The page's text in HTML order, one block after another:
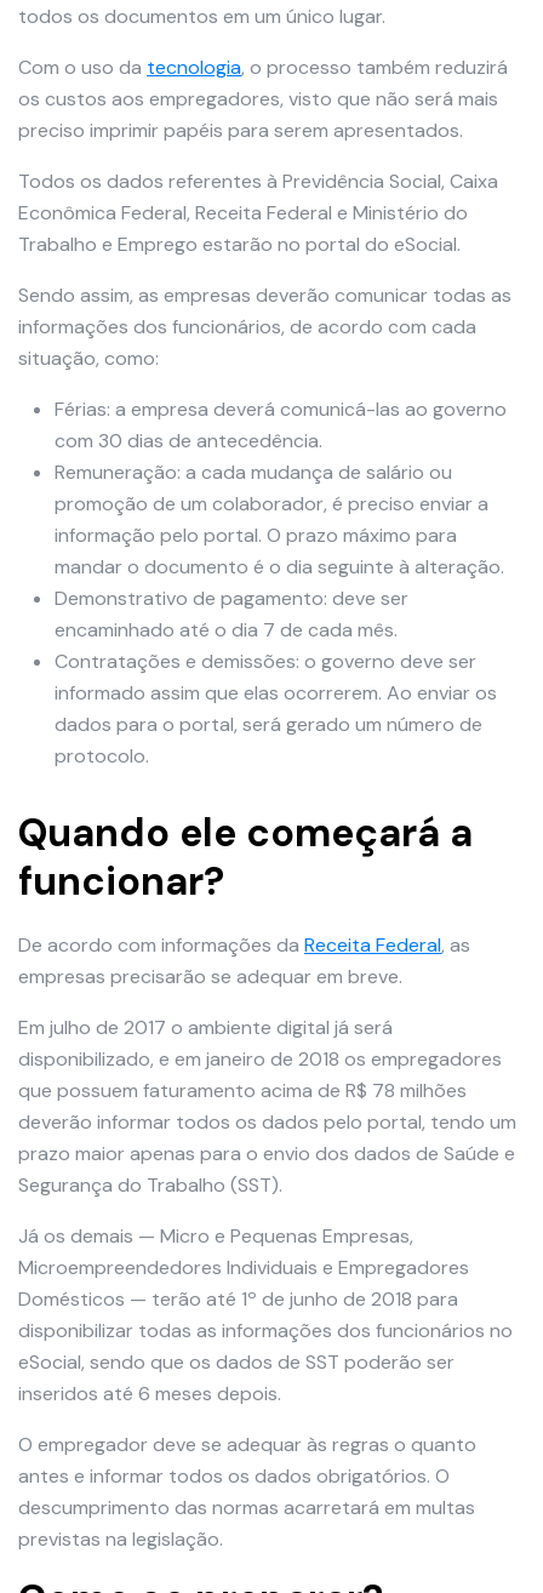
todos os documentos em um único lugar.
Com o uso da tecnologia, o processo também reduzirá
os custos aos empregadores, visto que não será mais
preciso imprimir papéis para serem apresentados.
Todos os dados referentes à Previdência Social, Caixa
Econômica Federal, Receita Federal e Ministério do
Trabalho e Emprego estarão no portal do eSocial.
Sendo assim, as empresas deverão comunicar todas as
informações dos funcionários, de acordo com cada
situação, como:
Férias: a empresa deverá comunicá-las ao governo
com 30 dias de antecedência.
Remuneração: a cada mudança de salário ou
promoção de um colaborador, é preciso enviar a
informação pelo portal. O prazo máximo para
mandar o documento é o dia seguinte à alteração.
Demonstrativo de pagamento: deve ser
encaminhado até o dia 7 de cada mês.
Contratações e demissões: o governo deve ser
informado assim que elas ocorrerem. Ao enviar os
dados para o portal, será gerado um número de
protocolo.
Quando ele começará a
funcionar?
De acordo com informações da Receita Federal, as
empresas precisarão se adequar em breve.
Em julho de 2017 o ambiente digital já será
disponibilizado, e em janeiro de 2018 os empregadores
que possuem faturamento acima de R$ 78 milhões
deverão informar todos os dados pelo portal, tendo um
prazo maior apenas para o envio dos dados de Saúde e
Segurança do Trabalho (SST).
Já os demais — Micro e Pequenas Empresas,
Microempreendedores Individuais e Empregadores
Domésticos — terão até 1º de junho de 2018 para
disponibilizar todas as informações dos funcionários no
eSocial, sendo que os dados de SST poderão ser
inseridos até 6 meses depois.
O empregador deve se adequar às regras o quanto
antes e informar todos os dados obrigatórios. O
descumprimento das normas acarretará em multas
previstas na legislação.